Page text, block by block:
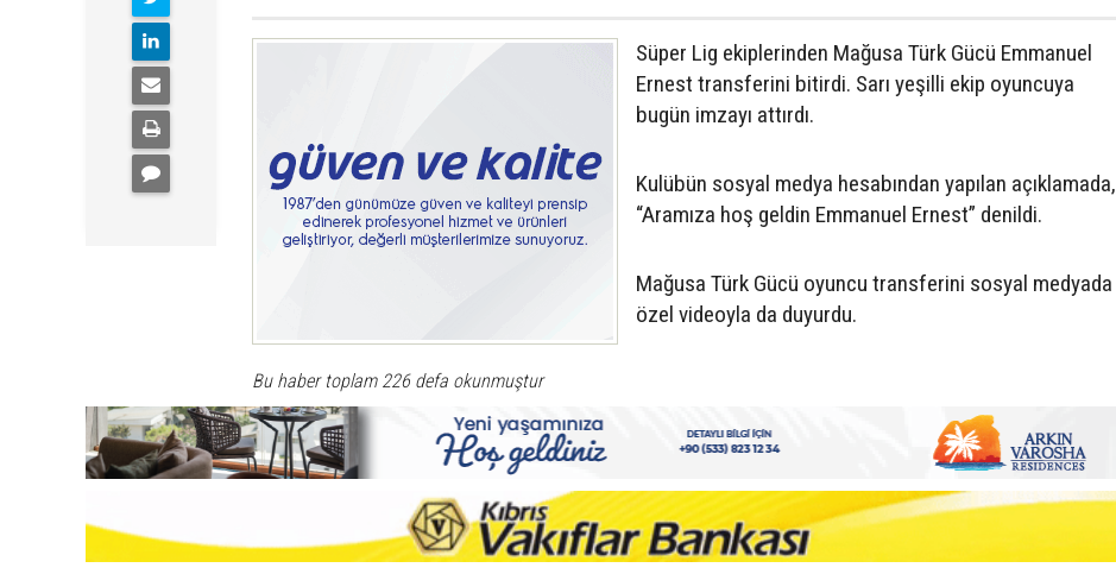
Süper Lig ekiplerinden Mağusa Türk Gücü Emmanuel
Ernest transferini bitirdi. Sarı yeşilli ekip oyuncuya
bugün imzayı attırdı.
Kulübün sosyal medya hesabından yapılan açıklamada,
“Aramıza hoş geldin Emmanuel Ernest” denildi.
Mağusa Türk Gücü oyuncu transferini sosyal medyada
özel videoyla da duyurdu.
Bu haber toplam 226 defa okunmuştur